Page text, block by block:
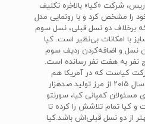
خودروی ۲۰۱۴ پاریس، شرکت «کیا» بالاخره تکلیف
را مشخص کرد و با رونمایی مدل
برخلاف دو نسل قبلی، نسل سوم
با امکانات بی‌نظیر است. کیا
نسل و اضافه‌کردن‌‌ ردیف سوم
نفر به هفت نفر رسانده است.
کیاست که در آمریکا هم
تولید می‌شود و توانسته در سال ۲۰۱۵ از مرز تولید صدهزار
مسئولان کمپانی کیا، سورنتو
تمام تلاشش را کرده تا
از دو نسل قبلی‌اش باشد.کیا